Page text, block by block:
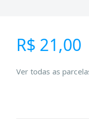
R$ 21,00
Ver todas as